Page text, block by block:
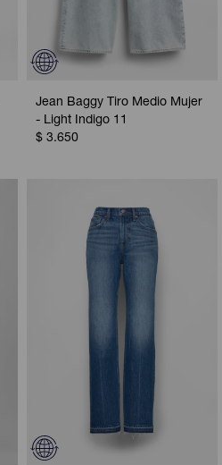
Jean Baggy Tiro Medio Mujer
- Light Indigo 11
$ 3.650